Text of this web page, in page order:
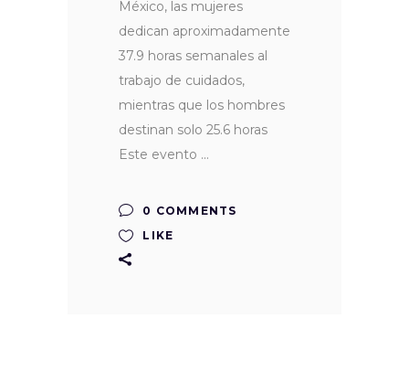
México, las mujeres
dedican aproximadamente
37.9 horas semanales al
trabajo de cuidados,
mientras que los hombres
destinan solo 25.6 horas
Este evento
0 COMMENTS
LIKE